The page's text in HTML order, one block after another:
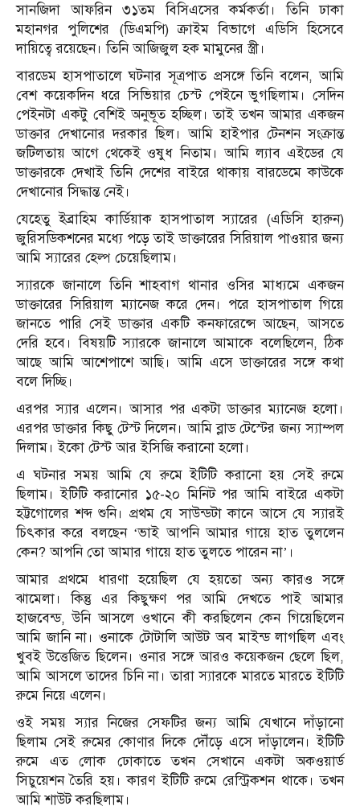
সানজিদা আফরিন ৩১তম বিসিএসের কর্মকর্তা। তিনি ঢাকা
মহানগর পুলিশের (ডিএমপি) ক্রাইম বিভাগে এডিসি হিসেবে
দায়িত্বে রয়েছেন। তিনি আজিজুল হক মামুনের স্ত্রী।
বারডেম হাসপাতালে ঘটনার সূত্রপাত প্রসঙ্গে তিনি বলেন, আমি
বেশ কয়েকদিন ধরে সিভিয়ার চেস্ট পেইনে ভুগছিলাম। সেদিন
পেইনটা একটু বেশিই অনুভূত হচ্ছিল। তাই তখন আমার একজন
ডাক্তার দেখানোর দরকার ছিল। আমি হাইপার টেনশন সংক্রান্ত
জটিলতায় আগে থেকেই ওষুধ নিতাম। আমি ল্যাব এইডের যে
ডাক্তারকে দেখাই তিনি দেশের বাইরে থাকায় বারডেমে কাউকে
দেখানোর সিদ্ধান্ত নেই।
যেহেতু ইব্রাহিম কার্ডিয়াক হাসপাতাল স্যারের (এডিসি হারুন)
জুরিসডিকশনের মধ্যে পড়ে তাই ডাক্তারের সিরিয়াল পাওয়ার জন্য
আমি স্যারের হেল্প চেয়েছিলাম।
স্যারকে জানালে তিনি শাহবাগ থানার ওসির মাধ্যমে একজন
ডাক্তারের সিরিয়াল ম্যানেজ করে দেন। পরে হাসপাতাল গিয়ে
জানতে পারি সেই ডাক্তার একটি কনফারেন্সে আছেন, আসতে
দেরি হবে। বিষয়টি স্যারকে জানালে আমাকে বলেছিলেন, ঠিক
আছে আমি আশেপাশে আছি। আমি এসে ডাক্তারের সঙ্গে কথা
বলে দিচ্ছি।
এরপর স্যার এলেন। আসার পর একটা ডাক্তার ম্যানেজ হলো।
এরপর ডাক্তার কিছু টেস্ট দিলেন। আমি ব্লাড টেস্টের জন্য স্যাম্পল
দিলাম। ইকো টেস্ট আর ইসিজি করানো হলো।
এ ঘটনার সময় আমি যে রুমে ইটিটি করানো হয় সেই রুমে
ছিলাম। ইটিটি করানোর ১৫-২০ মিনিট পর আমি বাইরে একটা
হট্টগোলের শব্দ শুনি। প্রথম যে সাউন্ডটা কানে আসে যে স্যারই
চিৎকার করে বলছেন ‘ভাই আপনি আমার গায়ে হাত তুললেন
কেন? আপনি তো আমার গায়ে হাত তুলতে পারেন না’।
আমার প্রথমে ধারণা হয়েছিল যে হয়তো অন্য কারও সঙ্গে
ঝামেলা। কিন্তু এর কিছুক্ষণ পর আমি দেখতে পাই আমার
হাজবেন্ড, উনি আসলে ওখানে কী করছিলেন কেন গিয়েছিলেন
আমি জানি না। ওনাকে টোটালি আউট অব মাইন্ড লাগছিল এবং
খুবই উত্তেজিত ছিলেন। ওনার সঙ্গে আরও কয়েকজন ছেলে ছিল,
আমি আসলে তাদের চিনি না। তারা স্যারকে মারতে মারতে ইটিটি
রুমে নিয়ে এলেন।
ওই সময় স্যার নিজের সেফটির জন্য আমি যেখানে দাঁড়ানো
ছিলাম সেই রুমের কোণার দিকে দৌঁড়ে এসে দাঁড়ালেন। ইটিটি
রুমে এত লোক ঢোকাতে তখন সেখানে একটা অকওয়ার্ড
সিচুয়েশন তৈরি হয়। কারণ ইটিটি রুমে রেস্ট্রিকশন থাকে। তখন
আমি শাউট করছিলাম।